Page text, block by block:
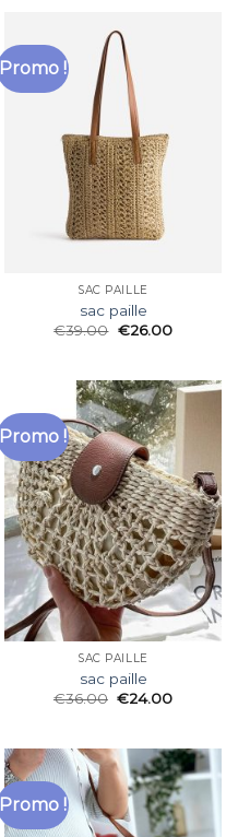
Promo !
SAC PAILLE
sac paille
€39.00 €26.00
Promo !
SAC PAILLE
sac paille
€36.00 €24.00
Promo !